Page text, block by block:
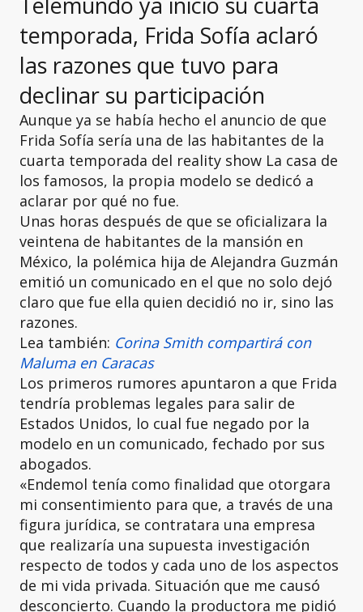
temporada, Frida Sofía aclaró
las razones que tuvo para
declinar su participación
Aunque ya se había hecho el anuncio de que
Frida Sofía sería una de las habitantes de la
cuarta temporada del reality show La casa de
los famosos, la propia modelo se dedicó a
aclarar por qué no fue.
Unas horas después de que se oficializara la
veintena de habitantes de la mansión en
México, la polémica hija de Alejandra Guzmán
emitió un comunicado en el que no solo dejó
claro que fue ella quien decidió no ir, sino las
razones.
Lea también: Corina Smith compartirá con
Maluma en Caracas
Los primeros rumores apuntaron a que Frida
tendría problemas legales para salir de
Estados Unidos, lo cual fue negado por la
modelo en un comunicado, fechado por sus
abogados.
«Endemol tenía como finalidad que otorgara
mi consentimiento para que, a través de una
figura jurídica, se contratara una empresa
que realizaría una supuesta investigación
respecto de todos y cada uno de los aspectos
de mi vida privada. Situación que me causó
desconcierto. Cuando la productora me pidió